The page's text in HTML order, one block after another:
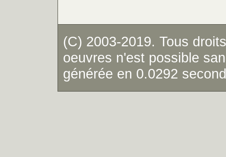
(C) 2003-2019. Tous
oeuvres n'est possible
générée en 0.0292